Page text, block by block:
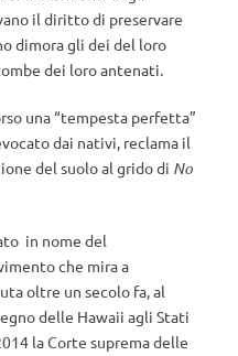
il diritto di preservare
dimora gli dei del loro
dei loro antenati.
una “tempesta perfetta”
dai nativi, reclama il
del suolo al grido di No
in nome del
che mira a
oltre un secolo fa, al
delle Hawaii agli Stati
la Corte suprema delle